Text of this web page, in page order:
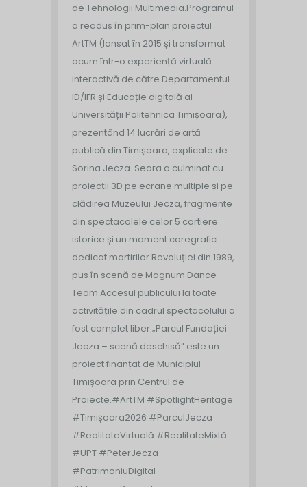
de Tehnologii Multimedia.Programul
a readus în prim-plan proiectul
ArtTM (lansat în 2015 și transformat
acum într-o experiență virtuală
interactivă de către Departamentul
ID/IFR și Educație digitală al
Universității Politehnica Timișoara),
prezentând 14 lucrări de artă
publică din Timișoara, explicate de
Sorina Jecza. Seara a culminat cu
proiecții 3D pe ecrane multiple și pe
clădirea Muzeului Jecza, fragmente
din spectacolele celor 5 cartiere
istorice și un moment coregrafic
dedicat martirilor Revoluției din 1989,
pus în scenă de Magnum Dance
Team.Accesul publicului la toate
activitățile din cadrul spectacolului a
fost complet liber.„Parcul Fundației
Jecza – scenă deschisă” este un
proiect finanțat de Municipiul
Timișoara prin Centrul de
Proiecte.#ArtTM #SpotlightHeritage
#Timișoara2026 #ParculJecza
#RealitateVirtuală #RealitateMixtă
#UPT #PeterJecza
#PatrimoniuDigital